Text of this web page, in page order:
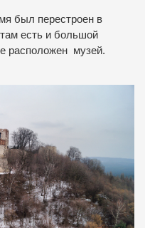
был перестроен в
есть и большой
расположен музей.